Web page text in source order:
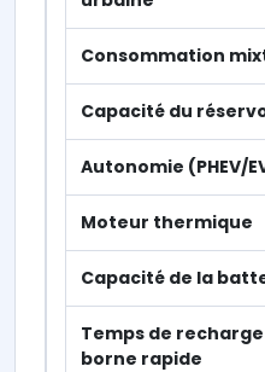
Consommation
Capacité du
Autonomie (PHEV/
Moteur thermique
Capacité de la
Temps de
borne rapide